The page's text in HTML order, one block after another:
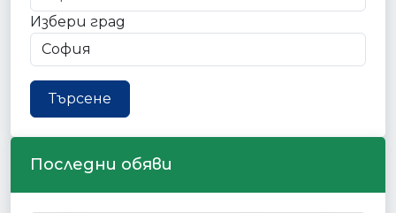
Избери град
Търсене
Последни обяви